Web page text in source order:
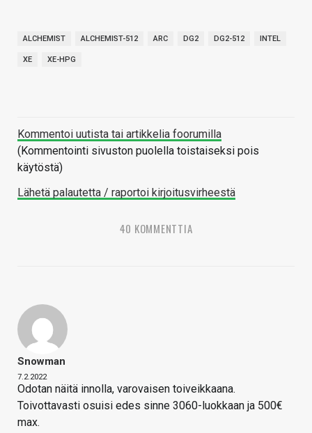
ALCHEMIST ALCHEMIST-512 ARC DG2 DG2-512 INTEL
XE XE-HPG
Kommentoi uutista tai artikkelia foorumilla
(Kommentointi sivuston puolella toistaiseksi pois
käytöstä)
Lähetä palautetta / raportoi kirjoitusvirheestä
40 KOMMENTTIA
Snowman
7.2.2022
Odotan näitä innolla, varovaisen toiveikkaana.
Toivottavasti osuisi edes sinne 3060-luokkaan ja 500€
max.